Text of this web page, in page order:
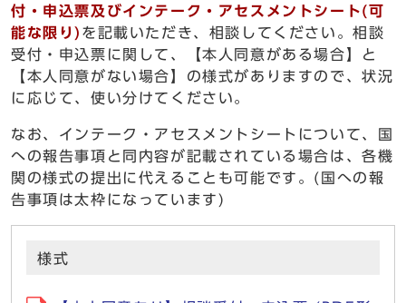
付・申込票及びインテーク・アセスメントシート(可
能な限り) を記載いただき、相談してください。相談
受付・申込票に関して、【本人同意がある場合】と
【本人同意がない場合】の様式がありますので、状況
に応じて、使い分けてください。
なお、インテーク・アセスメントシートについて、国
への報告事項と同内容が記載されている場合は、各機
関の様式の提出に代えることも可能です。(国への報
告事項は太枠になっています)
様式